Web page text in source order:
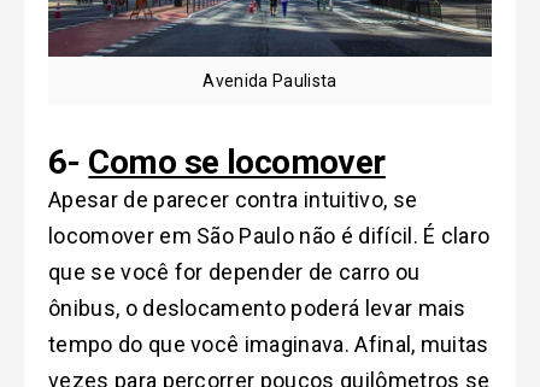
Avenida Paulista
6- Como se locomover
Apesar de parecer contra intuitivo, se
locomover em São Paulo não é difícil. É claro
que se você for depender de carro ou
ônibus, o deslocamento poderá levar mais
tempo do que você imaginava. Afinal, muitas
vezes para percorrer poucos quilômetros se